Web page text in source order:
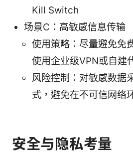
Kill Switch
场景C：高敏感信息传输
使用策略：尽量避免免
使用企业级VPN或自建
风险控制：对敏感数据
式，避免在不可信网络
安全与隐私考量